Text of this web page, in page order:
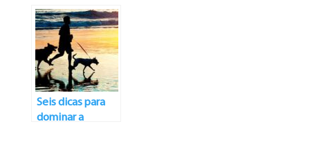
melhor amigo:
como limpar os
dentes dos cães
Seis dicas para
dominar a